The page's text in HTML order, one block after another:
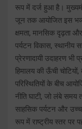
रूप में दर्ज हुआ है।
जून तक आयोजित इस
क्षमता, मानसिक दृढ़ता
पर्यटन विकास, स्थानीय
प्रेरणादायी उदाहरण भी
हिमालय की ऊँची
परिस्थितियों के बीच
नीति घाटी, जो लंबे समय
साहसिक पर्यटन और
रूप में राष्ट्रीय स्तर पर